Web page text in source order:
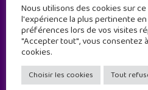
Geek Junior est le premier
à destination des
Nous utilisons des cookies sur
l'expérience la plus pertinente
préférences lors de vos visites
"Accepter tout", vous consentez
cookies.
Choisir les cookies Tout